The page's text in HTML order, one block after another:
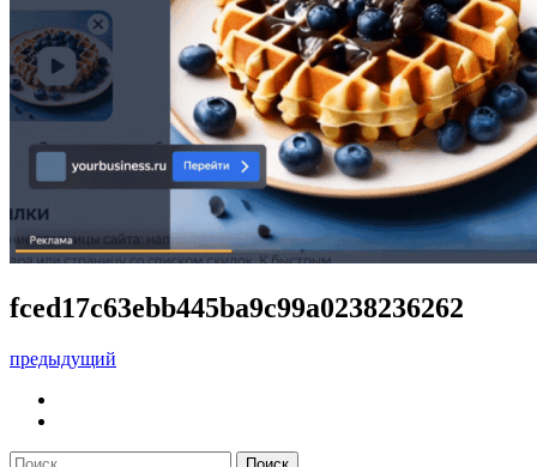
fced17c63ebb445ba9c99a0238236262
предыдущий